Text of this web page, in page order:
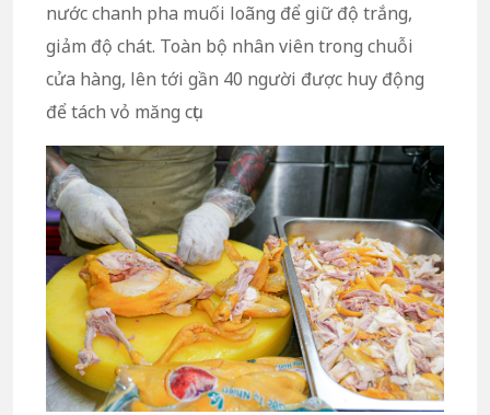
nước chanh pha muối loãng để giữ độ trắng,
giảm độ chát. Toàn bộ nhân viên trong chuỗi
cửa hàng, lên tới gần 40 người được huy động
để tách vỏ măng cụt.